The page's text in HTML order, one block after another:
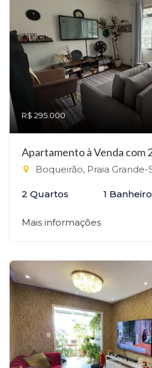
R$ 295.000
Apartamento à Venda com
Boqueirão, Praia Grande-
2 Quartos 1 Banheiro
Mais informações